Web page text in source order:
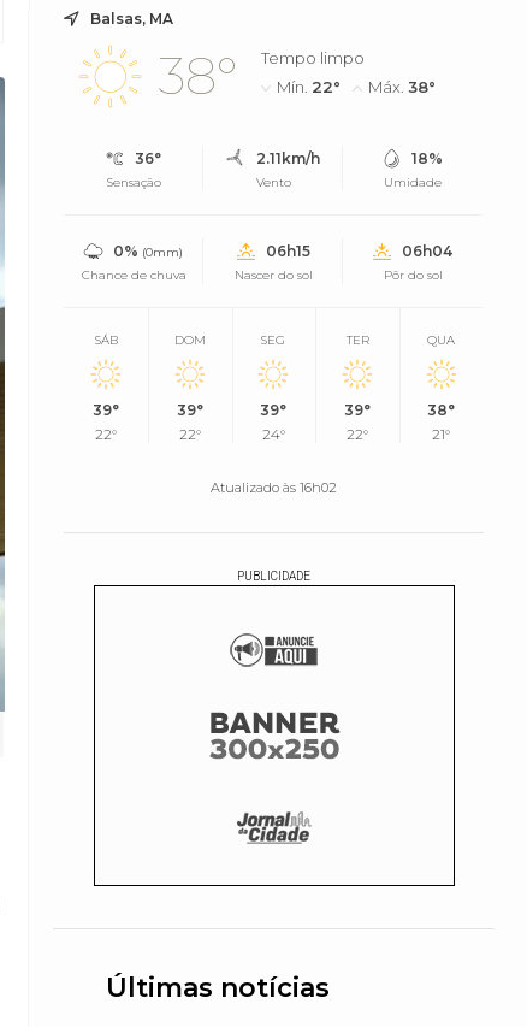
Balsas, MA
38°
Tempo limpo
Mín. 22° Máx.38°
36°
Sensação
2.11km/h
Vento
18%
Umidade
0% (0mm)
Chance de chuva
06h15
Nascer do sol
06h04
Pôr do sol
SÁB
39°
22°
DOM
39°
22°
SEG
39°
24°
TER
39°
22°
QUA
38°
21°
Atualizado às 16h02
PUBLICIDADE
Últimas notícias